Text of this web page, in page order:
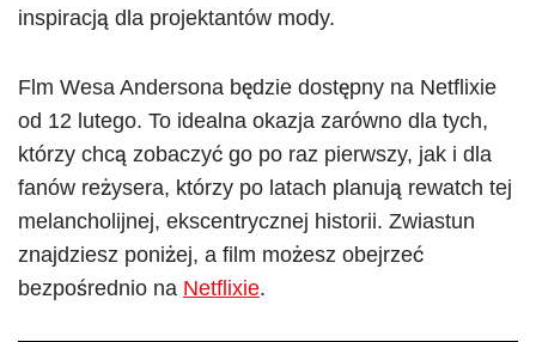
inspiracją dla projektantów mody.
Flm Wesa Andersona będzie dostępny na Netflixie
od 12 lutego. To idealna okazja zarówno dla tych,
którzy chcą zobaczyć go po raz pierwszy, jak i dla
fanów reżysera, którzy po latach planują rewatch tej
melancholijnej, ekscentrycznej historii. Zwiastun
znajdziesz poniżej, a film możesz obejrzeć
bezpośrednio na Netflixie.